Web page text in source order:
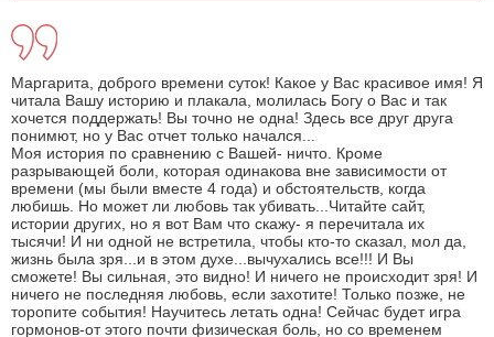
Маргарита, доброго времени суток! Какое у Вас красивое имя! Я
читала Вашу историю и плакала, молилась Богу о Вас и так
хочется поддержать! Вы точно не одна! Здесь все друг друга
понимют, но у Вас отчет только начался...
Моя история по сравнению с Вашей- ничто. Кроме
разрывающей боли, которая одинакова вне зависимости от
времени (мы были вместе 4 года) и обстоятельств, когда
любишь. Но может ли любовь так убивать...Читайте сайт,
истории других, но я вот Вам что скажу- я перечитала их
тысячи! И ни одной не встретила, чтобы кто-то сказал, мол да,
жизнь была зря...и в этом духе...вычухались все!!! И Вы
сможете! Вы сильная, это видно! И ничего не происходит зря! И
ничего не последняя любовь, если захотите! Только позже, не
торопите события! Научитесь летать одна! Сейчас будет игра
гормонов-от этого почти физическая боль, но со временем